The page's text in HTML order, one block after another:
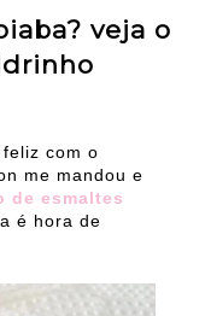
veja o
com o
me mandou e
de esmaltes
é hora de